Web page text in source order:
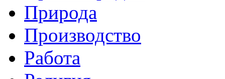
Природа
Производство
Работа